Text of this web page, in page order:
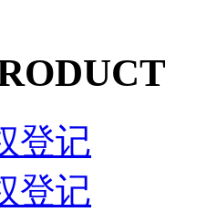
登记
登记